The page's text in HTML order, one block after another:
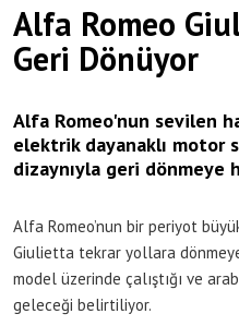
Alfa Romeo
Geri Dönüyor
Alfa Romeo'nun sevilen
elektrik dayanaklı motor
dizaynıyla geri dönmeye
Alfa Romeo’nun bir periyot
Giulietta tekrar yollara
model üzerinde çalıştığı ve
geleceği belirtiliyor.